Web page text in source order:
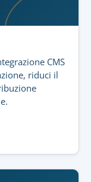
CMS
riduci il